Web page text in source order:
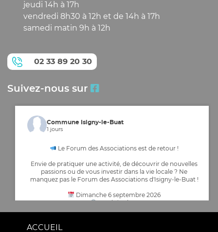
jeudi 14h à 17h
vendredi 8h30 à 12h et de 14h à 17h
samedi matin 9h à 12h
02 33 89 20 30
Suivez-nous sur
Commune Isigny-le-Buat
1 jours
Le Forum des Associations est de retour !
Envie de pratiquer une activité, de découvrir de nouvelles
passions ou de vous investir dans la vie locale ? Ne
manquez pas le Forum des Associations d'Isigny-le-Buat !
Dimanche 6 septembre 2026
ACCUEIL